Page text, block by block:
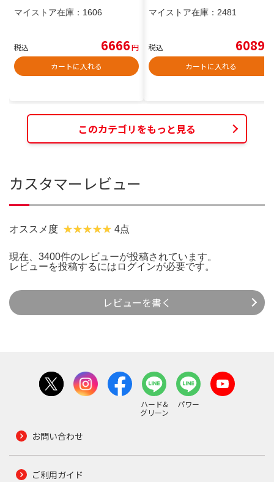
マイストア在庫： 1606
税込 6666円
カートに入れる
マイストア在庫： 2481
税込 6089
カートに入れる
このカテゴリをもっと見る
カスタマーレビュー
オススメ度 4点
現在、3400件のレビューが投稿されています。
レビューを投稿するには ログインが必要です。
レビューを書く
ハード&
グリーン
パワー
お問い合わせ
ご利用ガイド